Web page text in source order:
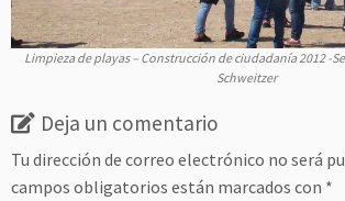
Limpieza de playas – Construcción de ciudadanía 2012 -
Schweitzer
Deja un comentario
Tu dirección de correo electrónico no será
campos obligatorios están marcados con *